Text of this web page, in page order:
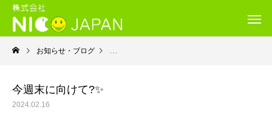
お知らせ・ブログ 就労継続支援Ｂ型・ニコプレイス
今週末に向けて?✨
2024.02.16